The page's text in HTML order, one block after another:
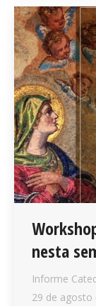
nesta
Informe
29 de agosto